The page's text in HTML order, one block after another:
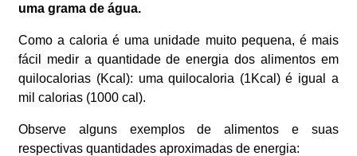
uma grama de água.
Como a caloria é uma unidade muito pequena, é mais
fácil medir a quantidade de energia dos alimentos em
quilocalorias (Kcal): uma quilocaloria (1Kcal) é igual a
mil calorias (1000 cal).
Observe alguns exemplos de alimentos e suas
respectivas quantidades aproximadas de energia: